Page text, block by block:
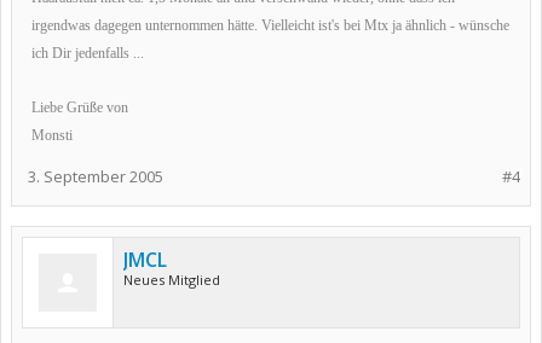
irgendwas dagegen unternommen hätte. Vielleicht ist's bei Mtx ja ähnlich - wünsche
ich Dir jedenfalls ...
Liebe Grüße von
Monsti
#4
3. September 2005
JMCL
Neues Mitglied